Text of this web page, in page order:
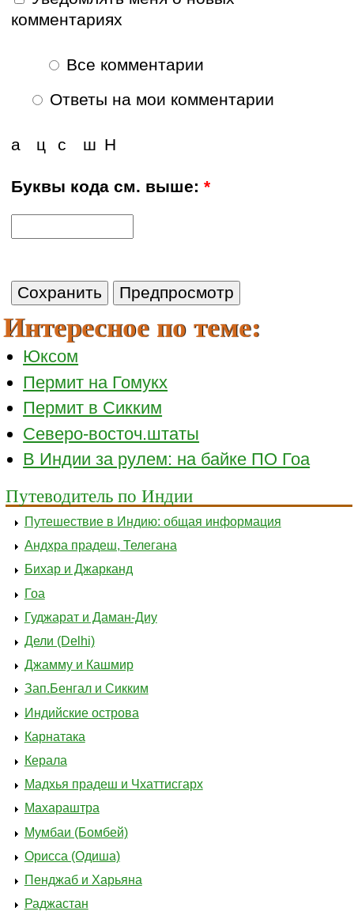
комментариях
Все комментарии
Ответы на мои комментарии
ц
а с ш Н
Буквы кода см. выше:*
Интересное по теме:
Юксом
Пермит на Гомукх
Пермит в Сикким
Северо-восточ.штаты
В Индии за рулем: на байке ПО Гоа
Путеводитель по Индии
Путешествие в Индию: общая информация
Андхра прадеш, Телегана
Бихар и Джарканд
Гоа
Гуджарат и Даман-Диу
Дели (Delhi)
Джамму и Кашмир
Зап.Бенгал и Сикким
Индийские острова
Карнатака
Керала
Мадхья прадеш и Чхаттисгарх
Махараштра
Мумбаи (Бомбей)
Орисса (Одиша)
Пенджаб и Харьяна
Раджастан